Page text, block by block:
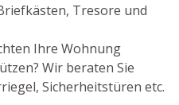
Tresore und
Ihre Wohnung
Wir beraten Sie
Sicherheitstüren etc.